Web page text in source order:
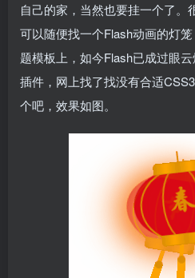
自己的家，当然也要挂一个了。
可以随便找一个Flash动画的灯
题模板上，如今Flash已成过眼
插件，网上找了找没有合适
个吧，效果如图。